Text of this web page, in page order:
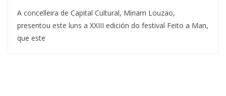
A concelleira de Capital Cultural, Míriam Louzao,
presentou este luns a XXIII edición do festival Feito a Man,
que este